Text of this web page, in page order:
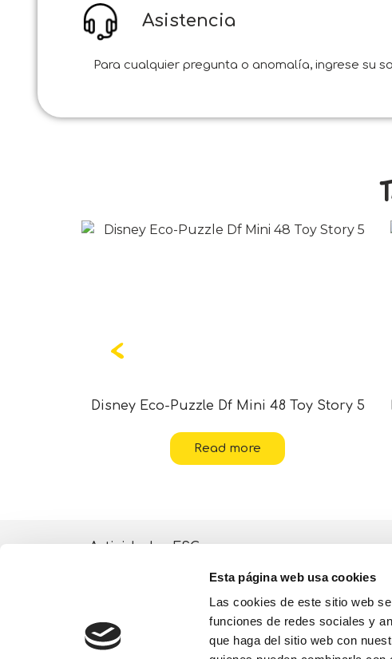
Esta página web usa cookies
Las cookies de este sitio web
funciones de redes sociales y
que haga del sitio web con
Asistencia
Para cualquier pregunta o anomalía, ingrese su
Disney Eco-Puzzle Df Mini 48 Toy Story 5
Read more
Actividades ESG
Tienda